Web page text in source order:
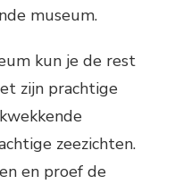
museum.
kun je de rest
zijn prachtige
zeezichten.
en proef de